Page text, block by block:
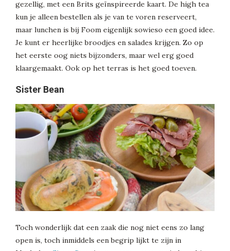
gezellig, met een Brits geïnspireerde kaart. De high tea
kun je alleen bestellen als je van te voren reserveert,
maar lunchen is bij Foom eigenlijk sowieso een goed idee.
Je kunt er heerlijke broodjes en salades krijgen. Zo op
het eerste oog niets bijzonders, maar wel erg goed
klaargemaakt. Ook op het terras is het goed toeven.
Sister Bean
Toch wonderlijk dat een zaak die nog niet eens zo lang
open is, toch inmiddels een begrip lijkt te zijn in